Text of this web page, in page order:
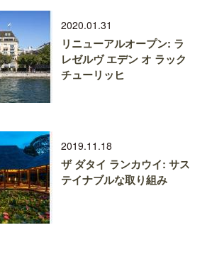
2020.01.31
リニューアルオープン: ラ
レゼルヴ エデン オ ラック
チューリッヒ
2019.11.18
ザ ダタイ ランカウイ: サス
テイナブルな取り組み